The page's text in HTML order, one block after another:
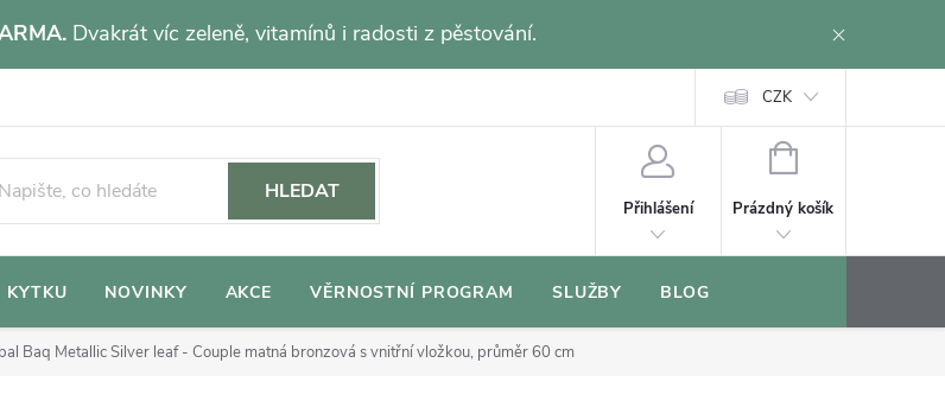
Dvakrát víc zeleně, vitamínů i radosti z pěstování.
CZK
HLEDAT
Přihlášení
NÁKUPNÍ
Prázdný košík
KYTKU NOVINKY AKCE VĚRNOSTNÍ PROGRAM SLUŽBY BLOG
Baq Metallic Silver leaf - Couple matná bronzová s vnitřní vložkou, průměr 60 cm